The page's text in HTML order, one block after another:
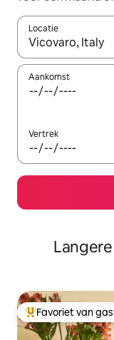
Locatie
Wanneer er
Aankomst
Vertrek
Topfavoriet van
Favoriet van